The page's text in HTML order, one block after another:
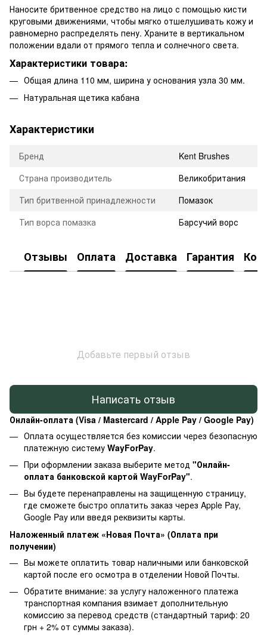
Наносите бритвенное средство на лицо с помощью кисти
круговыми движениями, чтобы мягко отшелушивать кожу и
равномерно распределять пену. Храните в вертикальном
положении вдали от прямого тепла и солнечного света.
Характеристики товара:
Общая длина 110 мм, ширина у основания узла 30 мм.
Натуральная щетика кабана
Характеристики
Бренд
Kent Brushes
Страна производитель
Великобритания
Тип бритвенной принадлежности
Помазок
Тип ворса помазка
Барсучий ворс
Отзывы Оплата Доставка Гарантия
Добавьте первый отзыв
Написать отзыв
Онлайн-оплата (Visa / Mastercard / Apple Pay / Google Pay)
Оплата осуществляется без комиссии через безопасную
платежную систему WayForPay.
При оформлении заказа выберите метод "Онлайн-
оплата банковской картой WayForPay".
Вы будете перенаправлены на защищенную страницу,
где сможете быстро оплатить заказ через Apple Pay,
Google Pay или введя реквизиты карты.
Наложенный платеж «Новая Почта» (Оплата при
получении)
Вы можете оплатить товар наличными или банковской
картой после его осмотра в отделении Новой Почты.
Обратите внимание: за услугу наложенного платежа
транспортная компания взимает дополнительную
комиссию за перевод средств (стандартный тариф: 20
грн + 2% от суммы заказа).